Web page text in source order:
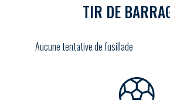
TIR DE
Aucune tentative de fusillade